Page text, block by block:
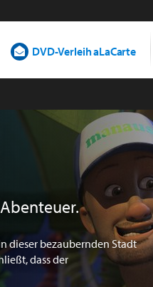
DVD-Verleih aLaCarte
dieser bezaubernden Stadt
dass der